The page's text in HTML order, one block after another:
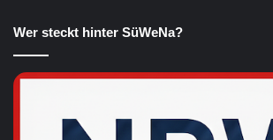
Wer steckt hinter SüWeNa?